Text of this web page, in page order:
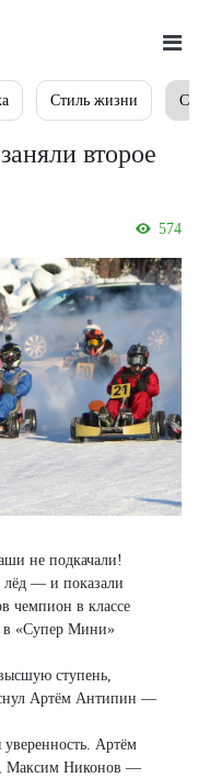
Стиль жизни
второе
574
не подкачали!
лёд — и показали
чемпион в классе
в «Супер Мини»
ступень,
Артём Антипин —
Артём
Максим Никонов —